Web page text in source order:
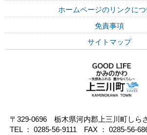
ホームページのリンクにつ
免責事項
サイトマップ
〒329-0696 栃木県河内郡上三川町しら
TEL ： 0285-56-9111 FAX ： 0285-56-